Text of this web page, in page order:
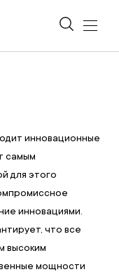
инновационные
самым
для этого
инновациями.
что все
высоким
мощности